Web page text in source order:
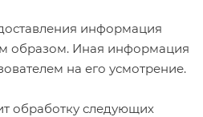
информация
образом. Иная информация
на его усмотрение.
обработку следующих